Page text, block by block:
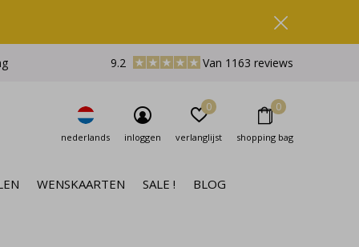
WENSKAARTEN SALE ! BLOG
nederlands inloggen verlanglijst
0
shopping bag
0
9.2 Van 1163 reviews